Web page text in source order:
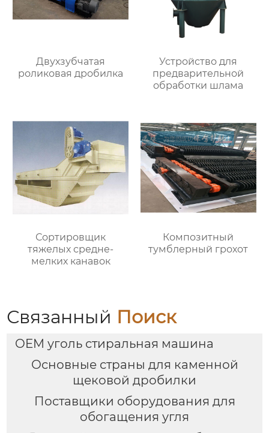
Двухзубчатая
роликовая дробилка
Устройство для
предварительной
обработки шлама
Сортировщик
тяжелых средне-
мелких канавок
Композитный
тумблерный грохот
Связанный Поиск
OEM уголь стиральная машина
Основные страны для каменной
щековой дробилки
Поставщики оборудования для
обогащения угля